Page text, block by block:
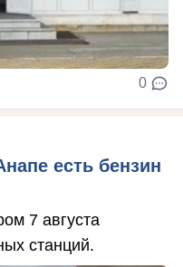
0
есть бензин
7 августа
станций.